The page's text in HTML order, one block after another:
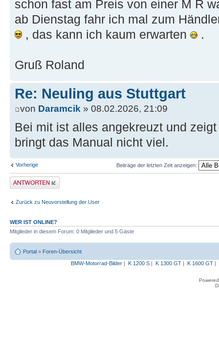
schon fast am Preis von einer M R
ab Dienstag fahr ich mal zum
, das kann ich kaum erwarten
.
Gruß Roland
Re: Neuling aus Stuttgart
von Daramcik » 08.02.2026, 21:09
Bei mit ist alles angekreuzt und
bringt das Manual nicht viel.
Vorherige Beiträge der letzten Zeit anzeigen:
Antwort erstellen
Zurück zu Neuvorstellung der User
WER IST ONLINE?
Mitglieder in diesem Forum: 0 Mitglieder und 5 Gäste
Portal » Foren-Übersicht
BMW-Motorrad-Bilder| K 1200 S| K 1300 GT| K 1600 GT|